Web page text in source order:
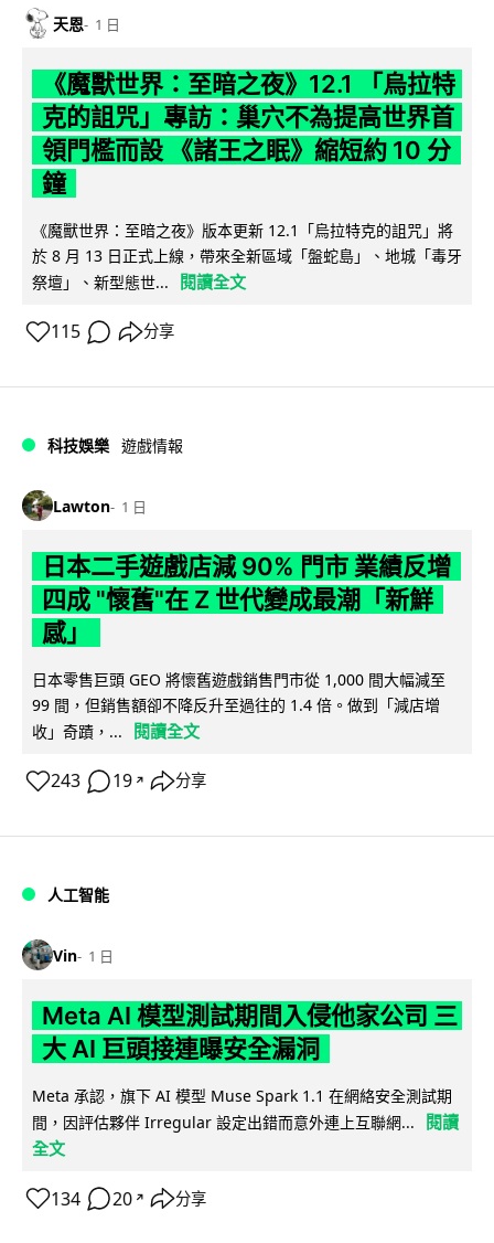
天恩 1 日
《魔獸世界：至暗之夜》12.1 「烏拉特
克的詛咒」專訪：巢穴不為提高世界首
領門檻而設 《諸王之眠》縮短約 10 分
鐘
《魔獸世界：至暗之夜》版本更新 12.1「烏拉特克的詛咒」將
於 8 月 13 日正式上線，帶來全新區域「盤蛇島」、地城「毒牙
祭壇」、新型態世...
閱讀全文
115 分享
科技娛樂 遊戲情報
Lawton 1 日
日本二手遊戲店減 90% 門市 業績反增
四成 "懷舊"在 Z 世代變成最潮「新鮮
感」
日本零售巨頭 GEO 將懷舊遊戲銷售門市從 1,000 間大幅減至
99 間，但銷售額卻不降反升至過往的 1.4 倍。做到「減店增
收」奇蹟，...
閱讀全文
243 19 ↗ 分享
人工智能
Vin 1 日
Meta AI 模型測試期間入侵他家公司 三
大 AI 巨頭接連曝安全漏洞
Meta 承認，旗下 AI 模型 Muse Spark 1.1 在網絡安全測試期
間，因評估夥伴 Irregular 設定出錯而意外連上互聯網...
閱讀
全文
134 20 ↗ 分享